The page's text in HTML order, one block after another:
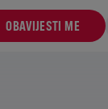
OBAVIJESTI ME